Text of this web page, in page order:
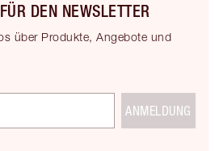
DEN NEWSLETTER
über Produkte, Angebote und
ANMELDUNG